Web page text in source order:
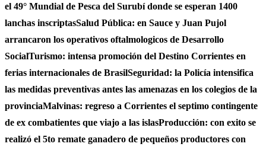
el 49° Mundial de Pesca del Surubí donde se esperan 1400
lanchas inscriptasSalud Pública: en Sauce y Juan Pujol
arrancaron los operativos oftalmologicos de Desarrollo
SocialTurismo: intensa promoción del Destino Corrientes en
ferias internacionales de BrasilSeguridad: la Policía intensifica
las medidas preventivas antes las amenazas en los colegios de la
provinciaMalvinas: regreso a Corrientes el septimo contingente
de ex combatientes que viajo a las islasProducción: con exito se
realizó el 5to remate ganadero de pequeños productores con